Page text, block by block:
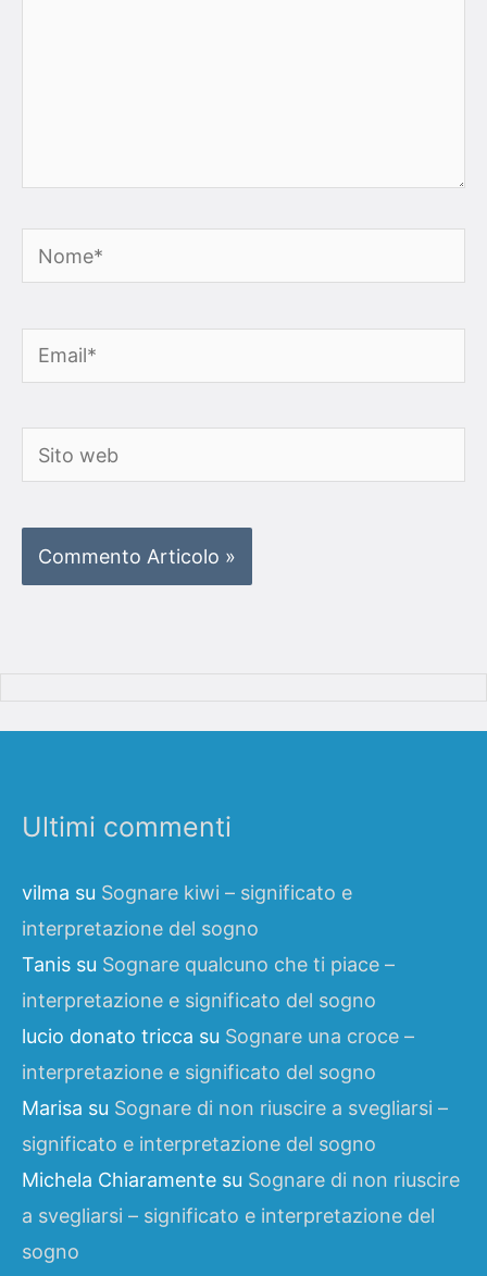
Nome*
Email*
Sito
web
Ultimi commenti
vilma su Sognare kiwi – significato e
interpretazione del sogno
Tanis su Sognare qualcuno che ti piace –
interpretazione e significato del sogno
lucio donato tricca su Sognare una croce –
interpretazione e significato del sogno
Marisa su Sognare di non riuscire a svegliarsi –
significato e interpretazione del sogno
Michela Chiaramente su Sognare di non riuscire
a svegliarsi – significato e interpretazione del
sogno